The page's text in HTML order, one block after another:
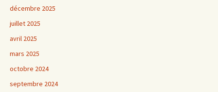
décembre 2025
juillet 2025
avril 2025
mars 2025
octobre 2024
septembre 2024